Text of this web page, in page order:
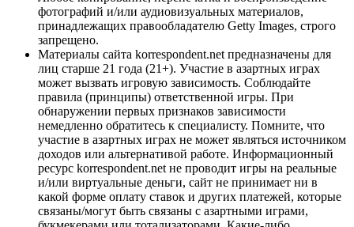
фотографий и/или аудиовизуальных материалов,
принадлежащих правообладателю Getty Images, строго
запрещено.
Материалы сайта korrespondent.net предназначены для
лиц старше 21 года (21+). Участие в азартных играх
может вызвать игровую зависимость. Соблюдайте
правила (принципы) ответственной игры. При
обнаружении первых признаков зависимости
немедленно обратитесь к специалисту. Помните, что
участие в азартных играх не может являться источником
доходов или альтернативой работе. Информационный
ресурс korrespondent.net не проводит игры на реальные
и/или виртуальные деньги, сайт не принимает ни в
какой форме оплату ставок и других платежей, которые
связаны/могут быть связаны с азартными играми,